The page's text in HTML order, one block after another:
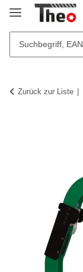
Zurück zur Liste